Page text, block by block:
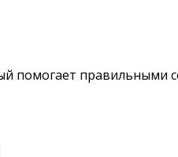
помогает правильными